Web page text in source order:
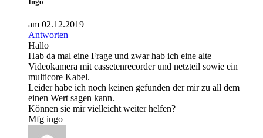
am 02.12.2019
Antworten
Hallo
Hab da mal eine Frage und zwar hab ich eine alte
Videokamera mit cassetenrecorder und netzteil sowie ein
multicore Kabel.
Leider habe ich noch keinen gefunden der mir zu all dem
einen Wert sagen kann.
Können sie mir vielleicht weiter helfen?
Mfg ingo